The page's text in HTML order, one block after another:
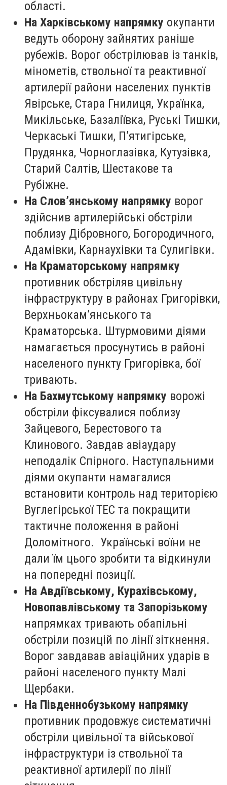
області.
На Харківському напрямку окупанти
ведуть оборону зайнятих раніше
рубежів. Ворог обстрілював із танків,
мінометів, ствольної та реактивної
артилерії райони населених пунктів
Явірське, Стара Гнилиця, Українка,
Микільське, Базаліївка, Руські Тишки,
Черкаські Тишки, П’ятигірське,
Прудянка, Чорноглазівка, Кутузівка,
Старий Салтів, Шестакове та
Рубіжне.
На Слов’янському напрямку ворог
здійснив артилерійські обстріли
поблизу Дібровного, Богородичного,
Адамівки, Карнаухівки та Сулигівки.
На Краматорському напрямку
противник обстріляв цивільну
інфраструктуру в районах Григорівки,
Верхньокам’янського та
Краматорська. Штурмовими діями
намагається просунутись в районі
населеного пункту Григорівка, бої
тривають.
На Бахмутському напрямку ворожі
обстріли фіксувалися поблизу
Зайцевого, Берестового та
Клинового. Завдав авіаудару
неподалік Спірного. Наступальними
діями окупанти намагалися
встановити контроль над територією
Вуглегірської ТЕС та покращити
тактичне положення в районі
Доломітного. Українські воїни не
дали їм цього зробити та відкинули
на попередні позиції.
На Авдіївському, Курахівському,
Новопавлівському та Запорізькому
напрямках тривають обапільні
обстріли позицій по лінії зіткнення.
Ворог завдавав авіаційних ударів в
районі населеного пункту Малі
Щербаки.
На Південнобузькому напрямку
противник продовжує систематичні
обстріли цивільної та військової
інфраструктури із ствольної та
реактивної артилерії по лінії